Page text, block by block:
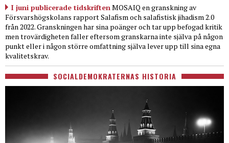
I juni publicerade tidskriften MOSAIQ en granskning av
Försvarshögskolans rapport Salafism och salafistisk jihadism 2.0
från 2022. Granskningen har sina poänger och tar upp befogad kritik
men trovärdigheten faller eftersom granskarna inte själva på någon
punkt eller i någon större omfattning själva lever upp till sina egna
kvalitetskrav.
SOCIALDEMOKRATERNAS HISTORIA